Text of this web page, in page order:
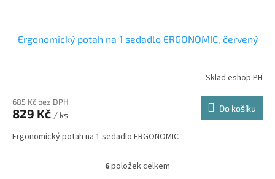
Ergonomický potah na 1 sedadlo ERGONOMIC, červený
Sklad eshop PH
685 Kč bez DPH
829 Kč / ks
Do košíku
Ergonomický potah na 1 sedadlo ERGONOMIC
O
6položek celkem